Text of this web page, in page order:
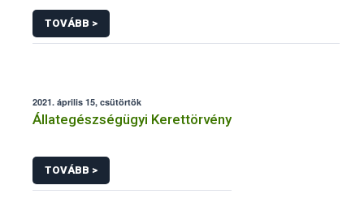
Rendszerben állatgyógyászati termékek
témakörben közhatalmi eljárásaihoz kapcsolódó
adatkezeléséhez
TOVÁBB >
2021. április 15, csütörtök
Állategészségügyi Kerettörvény
TOVÁBB >